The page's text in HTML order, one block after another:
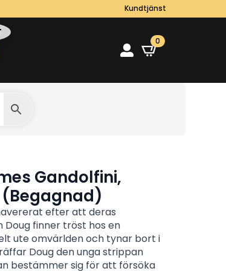
Kundtjänst
0
Gandolfini,
(Begagnad)
efter att deras
finner tröst hos en
ute omvärlden och tynar bort i
Doug den unga strippan
bestämmer sig för att försöka